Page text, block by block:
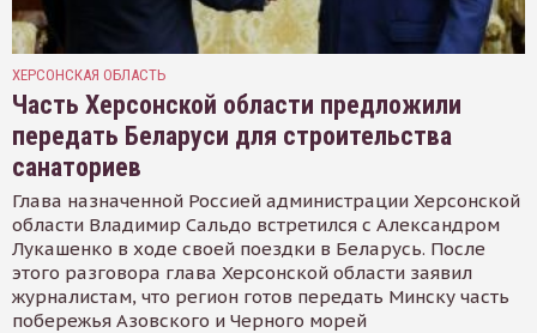
ХЕРСОНСКАЯ ОБЛАСТЬ
Часть Херсонской области предложили
передать Беларуси для строительства
санаториев
Глава назначенной Россией администрации Херсонской
области Владимир Сальдо встретился с Александром
Лукашенко в ходе своей поездки в Беларусь. После
этого разговора глава Херсонской области заявил
журналистам, что регион готов передать Минску часть
побережья Азовского и Черного морей